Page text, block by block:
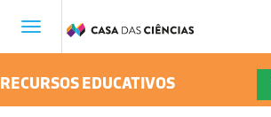
Toggle
RECURSOS EDUCATIVOS